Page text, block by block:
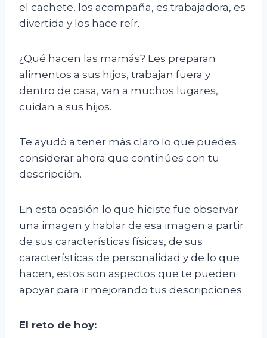
el cachete, los acompaña, es trabajadora, es
divertida y los hace reír.
¿Qué hacen las mamás? Les preparan
alimentos a sus hijos, trabajan fuera y
dentro de casa, van a muchos lugares,
cuidan a sus hijos.
Te ayudó a tener más claro lo que puedes
considerar ahora que continúes con tu
descripción.
En esta ocasión lo que hiciste fue observar
una imagen y hablar de esa imagen a partir
de sus características físicas, de sus
características de personalidad y de lo que
hacen, estos son aspectos que te pueden
apoyar para ir mejorando tus descripciones.
El reto de hoy: